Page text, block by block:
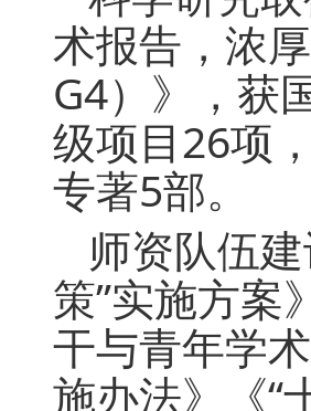
术报告，浓
G4）》，获
级项目26项
专著5部。
师资队伍
策”实施方案
干与青年学
施办法》《“